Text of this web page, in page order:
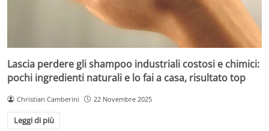
Lascia perdere gli shampoo industriali costosi e chimici:
pochi ingredienti naturali e lo fai a casa, risultato top
Christian Camberini 22 Novembre 2025
Leggi di più